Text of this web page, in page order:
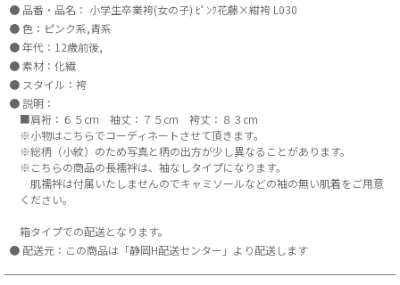
品番・品名： 小学生卒業袴(女の子) ﾋﾟﾝｸ花藤×紺袴 L030
色：ピンク系,青系
年代：12歳前後,
素材：化繊
スタイル：袴
説明：
■肩裄：６５cm 袖丈：７５cm 袴丈：８３cm
※小物はこちらでコーディネートさせて頂きます。
※総柄（小紋）のため写真と柄の出方が少し異なることがあります。
※こちらの商品の長襦袢は、袖なしタイプになります。
肌襦袢は付属いたしませんのでキャミソールなどの袖の無い肌着をご用意
ください。
箱タイプでの配送となります。
配送元：この商品は「静岡H配送センター」より配送します